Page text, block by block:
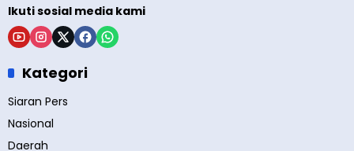
Ikuti sosial media kami
Kategori
Siaran Pers
Nasional
Daerah